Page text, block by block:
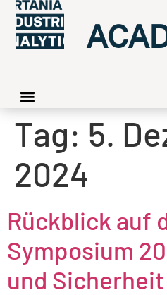
Tag: 5.
2024
Rückblick auf
Symposium
und